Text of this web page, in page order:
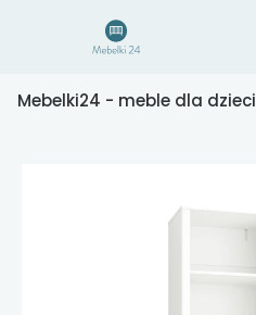
Mebelki24 - meble dla dzieci